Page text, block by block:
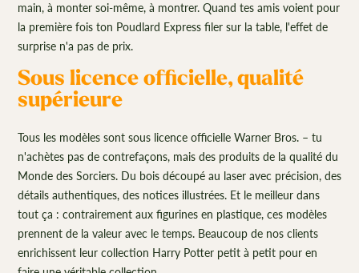
main, à monter soi-même, à montrer. Quand tes amis voient pour
la première fois ton Poudlard Express filer sur la table, l'effet de
surprise n'a pas de prix.
Sous licence officielle, qualité
supérieure
Tous les modèles sont sous licence officielle Warner Bros. – tu
n'achètes pas de contrefaçons, mais des produits de la qualité du
Monde des Sorciers. Du bois découpé au laser avec précision, des
détails authentiques, des notices illustrées. Et le meilleur dans
tout ça : contrairement aux figurines en plastique, ces modèles
prennent de la valeur avec le temps. Beaucoup de nos clients
enrichissent leur collection Harry Potter petit à petit pour en